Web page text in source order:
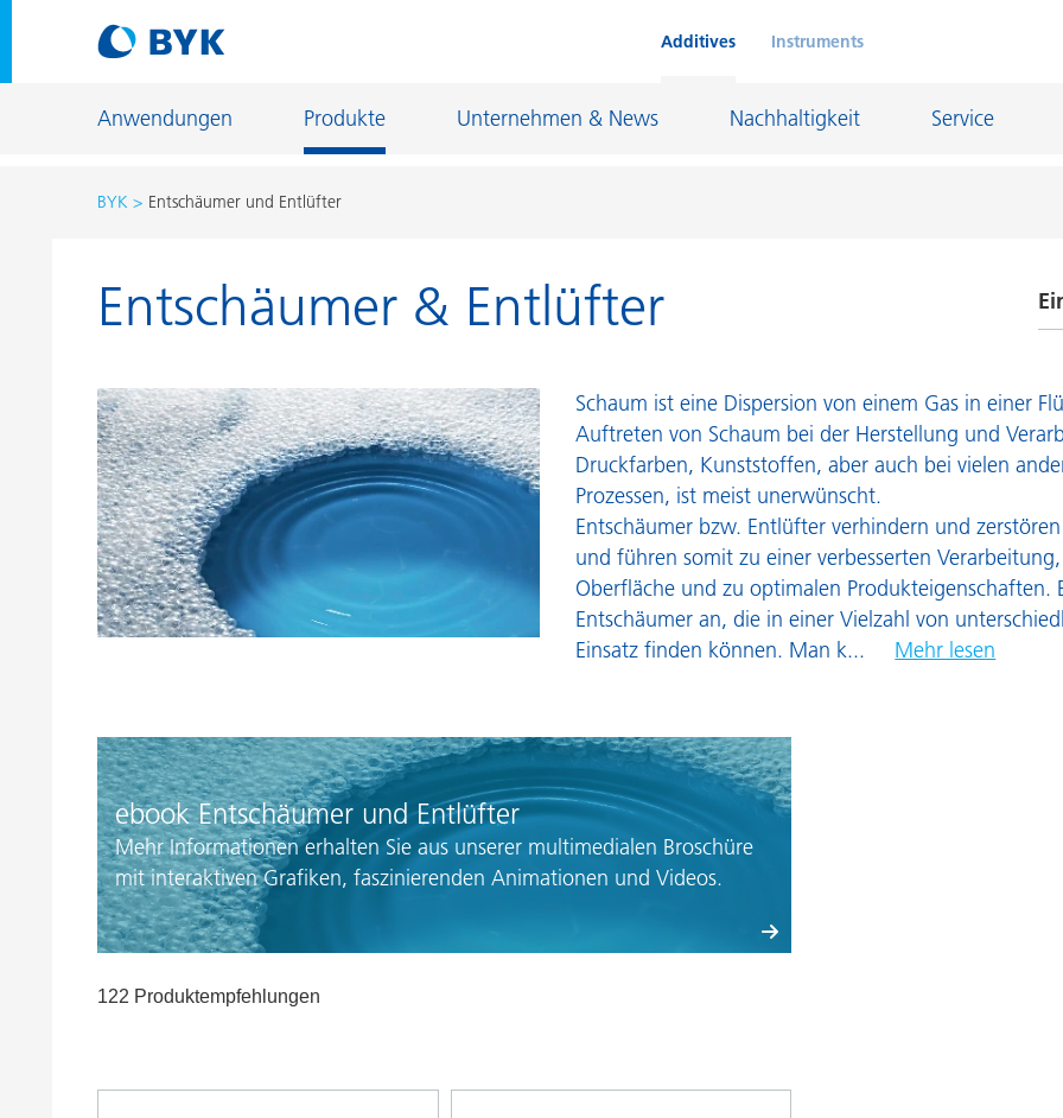
Additives Instruments
Anwendungen Produkte Unternehmen & News Nachhaltigkeit Service
Produktempfehlungen nach Anwendungen
Produktempfehlungen nach Anwendungen
Bauchemie
Can Coatings
Coil Coatings
Druckfarben
Energiespeicherung
Fiber Sizing
Home Care und I&I
Holz- und Möbellacke
Industrielacke
Öl- und Gasindustrie
Papierbeschichtungen
Personal Care
Pulverlacke
BYK Entschäumer und Entlüfter
Entschäumer & Entlüfter
Schaum ist eine Dispersion von einem Gas in einer
Auftreten von Schaum bei der Herstellung und
Druckfarben, Kunststoffen, aber auch bei vielen
Prozessen, ist meist unerwünscht.
Entschäumer bzw. Entlüfter verhindern und
und führen somit zu einer verbesserten
Oberfläche und zu optimalen Produkteigenschaften.
Entschäumer an, die in einer Vielzahl von
Einsatz finden können. Man k... Mehr lesen
ebook Entschäumer und Entlüfter
Mehr Informationen erhalten Sie aus unserer multimedialen Broschüre
mit interaktiven Grafiken, faszinierenden Animationen und Videos.
122 Produktempfehlungen